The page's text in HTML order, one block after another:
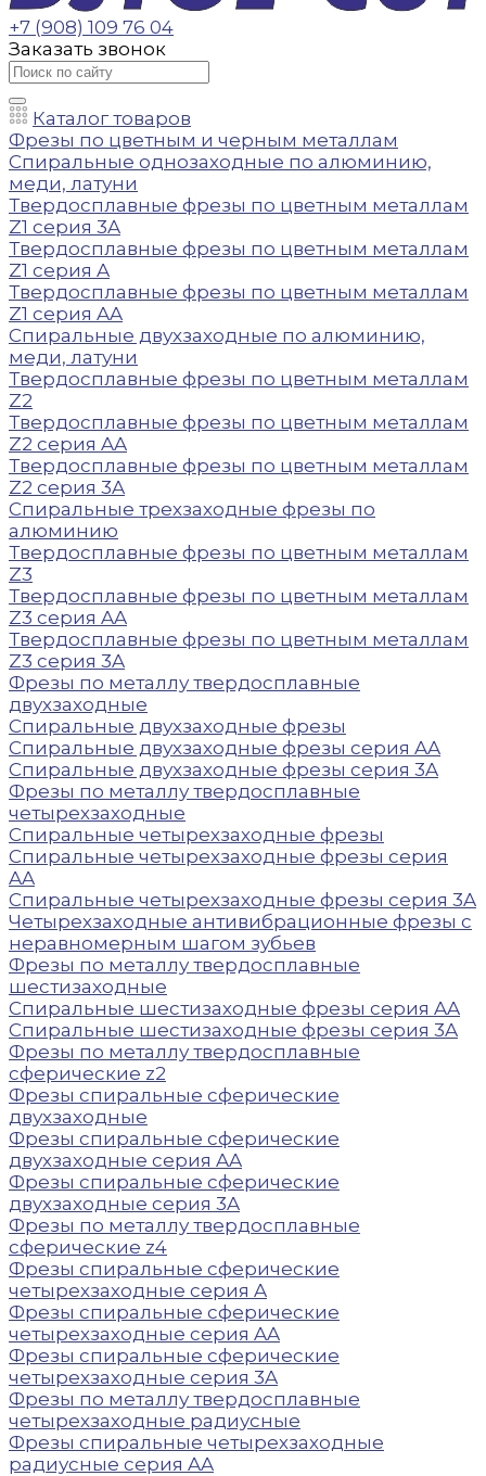
+7 (908) 109 76 04
Заказать звонок
Каталог товаров
Фрезы по цветным и черным металлам
Спиральные однозаходные по алюминию,
меди, латуни
Твердосплавные фрезы по цветным металлам
Z1 серия 3A
Твердосплавные фрезы по цветным металлам
Z1 серия A
Твердосплавные фрезы по цветным металлам
Z1 серия AA
Спиральные двухзаходные по алюминию,
меди, латуни
Твердосплавные фрезы по цветным металлам
Z2
Твердосплавные фрезы по цветным металлам
Z2 серия AA
Твердосплавные фрезы по цветным металлам
Z2 серия 3A
Спиральные трехзаходные фрезы по
алюминию
Твердосплавные фрезы по цветным металлам
Z3
Твердосплавные фрезы по цветным металлам
Z3 серия AA
Твердосплавные фрезы по цветным металлам
Z3 серия 3A
Фрезы по металлу твердосплавные
двухзаходные
Спиральные двухзаходные фрезы
Спиральные двухзаходные фрезы серия AA
Спиральные двухзаходные фрезы серия 3A
Фрезы по металлу твердосплавные
четырехзаходные
Спиральные четырехзаходные фрезы
Спиральные четырехзаходные фрезы серия
AA
Спиральные четырехзаходные фрезы серия 3A
Четырехзаходные антивибрационные фрезы с
неравномерным шагом зубьев
Фрезы по металлу твердосплавные
шестизаходные
Спиральные шестизаходные фрезы серия AA
Спиральные шестизаходные фрезы серия 3A
Фрезы по металлу твердосплавные
сферические z2
Фрезы спиральные сферические
двухзаходные
Фрезы спиральные сферические
двухзаходные серия AA
Фрезы спиральные сферические
двухзаходные серия 3A
Фрезы по металлу твердосплавные
сферические z4
Фрезы спиральные сферические
четырехзаходные серия A
Фрезы спиральные сферические
четырехзаходные серия AA
Фрезы спиральные сферические
четырехзаходные серия 3A
Фрезы по металлу твердосплавные
четырехзаходные радиусные
Фрезы спиральные четырехзаходные
радиусные серия AA